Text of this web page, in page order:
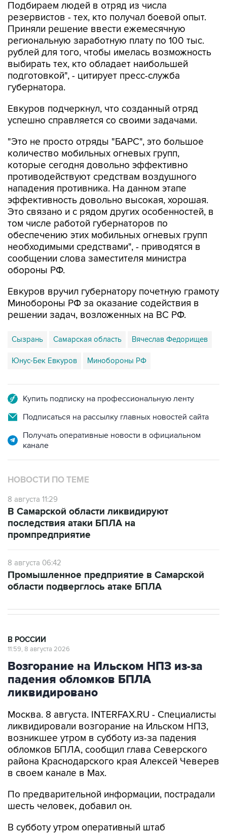
Подбираем людей в отряд из числа
резервистов - тех, кто получал боевой опыт.
Приняли решение ввести ежемесячную
региональную заработную плату по 100 тыс.
рублей для того, чтобы имелась возможность
выбирать тех, кто обладает наибольшей
подготовкой", - цитирует пресс-служба
губернатора.
Евкуров подчеркнул, что созданный отряд
успешно справляется со своими задачами.
"Это не просто отряды "БАРС", это большое
количество мобильных огневых групп,
которые сегодня довольно эффективно
противодействуют средствам воздушного
нападения противника. На данном этапе
эффективность довольно высокая, хорошая.
Это связано и с рядом других особенностей, в
том числе работой губернаторов по
обеспечению этих мобильных огневых групп
необходимыми средствами", - приводятся в
сообщении слова заместителя министра
обороны РФ.
Евкуров вручил губернатору почетную грамоту
Минобороны РФ за оказание содействия в
решении задач, возложенных на ВС РФ.
Сызрань Самарская область Вячеслав Федорищев
Юнус-Бек Евкуров Минобороны РФ
Купить подписку на профессиональную ленту
Подписаться на рассылку главных новостей сайта
Получать оперативные новости в официальном
канале
НОВОСТИ ПО ТЕМЕ
8 августа 11:29
В Самарской области ликвидируют
последствия атаки БПЛА на
промпредприятие
8 августа 06:42
Промышленное предприятие в Самарской
области подверглось атаке БПЛА
В РОССИИ
11:59, 8 августа 2026
Возгорание на Ильском НПЗ из-за
падения обломков БПЛА
ликвидировано
Москва. 8 августа. INTERFAX.RU - Специалисты
ликвидировали возгорание на Ильском НПЗ,
возникшее утром в субботу из-за падения
обломков БПЛА, сообщил глава Северского
района Краснодарского края Алексей Чеверев
в своем канале в Max.
По предварительной информации, пострадали
шесть человек, добавил он.
В субботу утром оперативный штаб